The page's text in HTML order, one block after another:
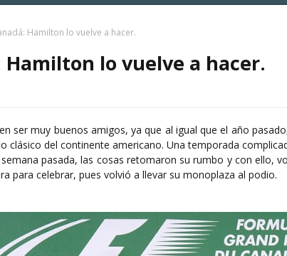
Hamilton lo vuelve a hacer.
Hamilton lo vuelve a hacer.
ser muy buenos amigos, ya que al igual que el año
clásico del continente americano. Una temporada
pasada, las cosas retomaron su rumbo y con ello,
para celebrar, pues volvió a llevar su monoplaza al podio.